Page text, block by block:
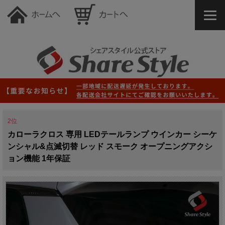
2位
カローラクロス 専用 LEDテールランプ ウインカー シーケ
ンシャル&点滅切替 レッド スモーク オープニングアクシ
ョン機能 1年保証